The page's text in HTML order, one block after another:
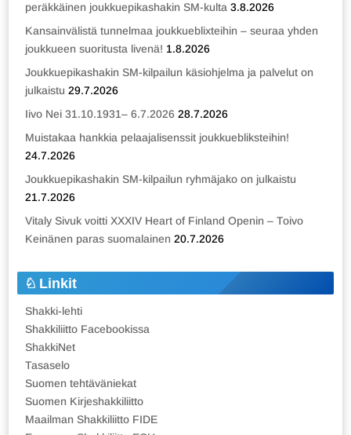
peräkkäinen joukkuepikashakin SM-kulta 3.8.2026
Kansainvälistä tunnelmaa joukkueblixteihin – seuraa yhden
joukkueen suoritusta livenä! 1.8.2026
Joukkuepikashakin SM-kilpailun käsiohjelma ja palvelut on
julkaistu 29.7.2026
Iivo Nei 31.10.1931– 6.7.2026 28.7.2026
Muistakaa hankkia pelaajalisenssit joukkuebliksteihin!
24.7.2026
Joukkuepikashakin SM-kilpailun ryhmäjako on julkaistu
21.7.2026
Vitaly Sivuk voitti XXXIV Heart of Finland Openin – Toivo
Keinänen paras suomalainen 20.7.2026
Linkit
Shakki-lehti
Shakkiliitto Facebookissa
ShakkiNet
Tasaselo
Suomen tehtäväniekat
Suomen Kirjeshakkiliitto
Maailman Shakkiliitto FIDE